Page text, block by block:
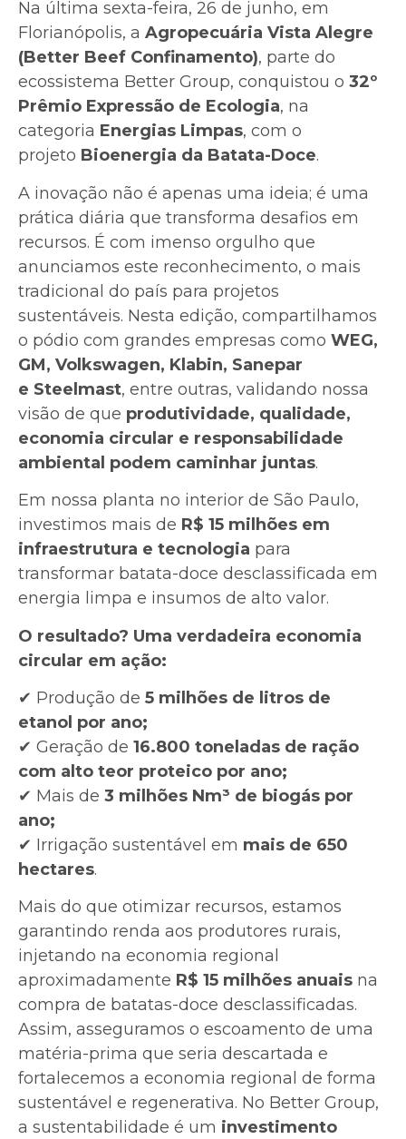
Na última sexta-feira, 26 de junho, em
Florianópolis, a Agropecuária Vista Alegre
(Better Beef Confinamento), parte do
ecossistema Better Group, conquistou o 32º
Prêmio Expressão de Ecologia, na
categoria Energias Limpas, com o
projeto Bioenergia da Batata-Doce.
A inovação não é apenas uma ideia; é uma
prática diária que transforma desafios em
recursos. É com imenso orgulho que
anunciamos este reconhecimento, o mais
tradicional do país para projetos
sustentáveis. Nesta edição, compartilhamos
o pódio com grandes empresas como WEG,
GM, Volkswagen, Klabin, Sanepar
e Steelmast, entre outras, validando nossa
visão de que produtividade, qualidade,
economia circular e responsabilidade
ambiental podem caminhar juntas.
Em nossa planta no interior de São Paulo,
investimos mais de R$ 15 milhões em
infraestrutura e tecnologia para
transformar batata-doce desclassificada em
energia limpa e insumos de alto valor.
O resultado? Uma verdadeira economia
circular em ação:
✔ Produção de 5 milhões de litros de
etanol por ano;
✔ Geração de 16.800 toneladas de ração
com alto teor proteico por ano;
✔ Mais de 3 milhões Nm³ de biogás por
ano;
✔ Irrigação sustentável em mais de 650
hectares.
Mais do que otimizar recursos, estamos
garantindo renda aos produtores rurais,
injetando na economia regional
aproximadamente R$ 15 milhões anuais na
compra de batatas-doce desclassificadas.
Assim, asseguramos o escoamento de uma
matéria-prima que seria descartada e
fortalecemos a economia regional de forma
sustentável e regenerativa. No Better Group,
a sustentabilidade é um investimento